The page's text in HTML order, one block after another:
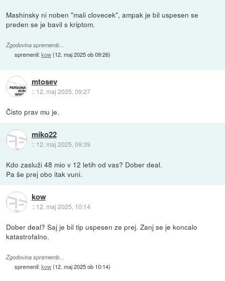
Mashinsky ni noben "mali clovecek", ampak je bil uspesen se
preden se je bavil s kriptom.
Zgodovina sprememb…
spremenil:kow(12. maj 2025 ob 09:26)
mtosev
:: 12. maj 2025, 09:27
Čisto prav mu je.
miko22
:: 12. maj 2025, 09:39
Kdo zasluži 48 mio v 12 letih od vas? Dober deal.
Pa še prej obo itak vuni.
kow
:: 12. maj 2025, 10:14
Dober deal? Saj je bil tip uspesen ze prej. Zanj se je koncalo
katastrofalno.
Zgodovina sprememb…
spremenil:kow(12. maj 2025 ob 10:14)